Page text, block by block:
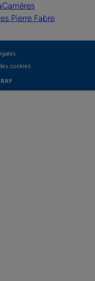
Carrières
Pierre Fabre
cookies